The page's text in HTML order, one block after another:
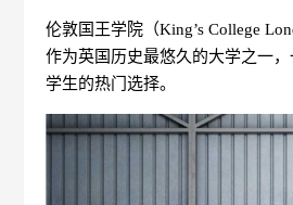
伦敦国王学院（King’s College
作为英国历史最悠久的大学之一
学生的热门选择。